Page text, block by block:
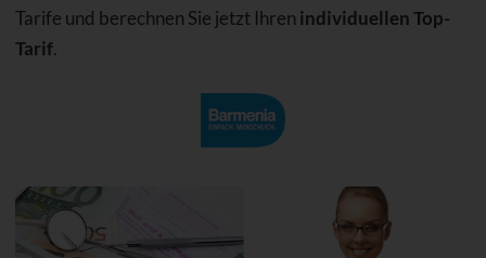
Tarife und berechnen Sie jetzt Ihren individuellen Top-
Tarif.